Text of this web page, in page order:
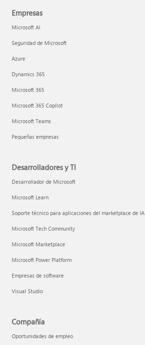
Empresas
Microsoft AI
Seguridad de Microsoft
Azure
Dynamics 365
Microsoft 365
Microsoft 365 Copilot
Microsoft Teams
Pequeñas empresas
Desarrolladores y TI
Desarrollador de Microsoft
Microsoft Learn
Soporte técnico para aplicaciones del marketplace de IA
Microsoft Tech Community
Microsoft Marketplace
Microsoft Power Platform
Empresas de software
Visual Studio
Compañía
Oportunidades de empleo